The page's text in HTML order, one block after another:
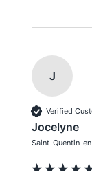
J
Verified
Jocelyne
Saint-Quentin-